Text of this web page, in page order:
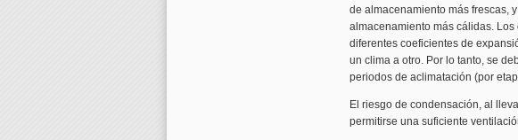
de almacenamiento más frescas,
almacenamiento más cálidas.
diferentes coeficientes de
un clima a otro. Por lo tanto, se
periodos de aclimatación (por
El riesgo de condensación, al
permitirse una suficiente